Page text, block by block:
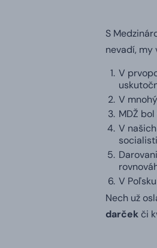
S
nevadí, my
V
V
MDŽ
V
V
Nech už
darček či